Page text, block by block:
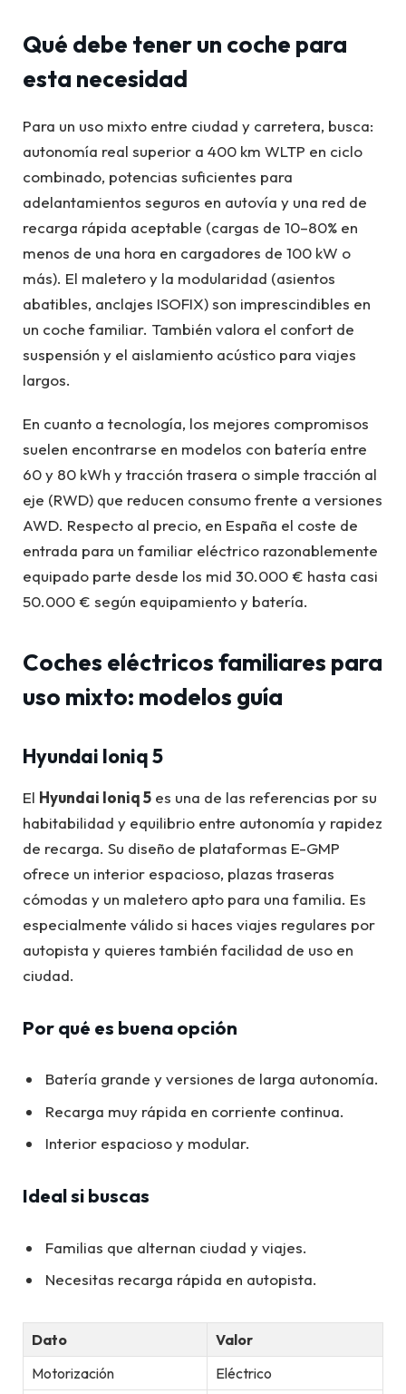
Qué debe tener un coche para
esta necesidad
Para un uso mixto entre ciudad y carretera, busca:
autonomía real superior a 400 km WLTP en ciclo
combinado, potencias suficientes para
adelantamientos seguros en autovía y una red de
recarga rápida aceptable (cargas de 10–80% en
menos de una hora en cargadores de 100 kW o
más). El maletero y la modularidad (asientos
abatibles, anclajes ISOFIX) son imprescindibles en
un coche familiar. También valora el confort de
suspensión y el aislamiento acústico para viajes
largos.
En cuanto a tecnología, los mejores compromisos
suelen encontrarse en modelos con batería entre
60 y 80 kWh y tracción trasera o simple tracción al
eje (RWD) que reducen consumo frente a versiones
AWD. Respecto al precio, en España el coste de
entrada para un familiar eléctrico razonablemente
equipado parte desde los mid 30.000 € hasta casi
50.000 € según equipamiento y batería.
Coches eléctricos familiares para
uso mixto: modelos guía
Hyundai Ioniq 5
El Hyundai Ioniq 5 es una de las referencias por su
habitabilidad y equilibrio entre autonomía y rapidez
de recarga. Su diseño de plataformas E-GMP
ofrece un interior espacioso, plazas traseras
cómodas y un maletero apto para una familia. Es
especialmente válido si haces viajes regulares por
autopista y quieres también facilidad de uso en
ciudad.
Por qué es buena opción
Batería grande y versiones de larga autonomía.
Recarga muy rápida en corriente continua.
Interior espacioso y modular.
Ideal si buscas
Familias que alternan ciudad y viajes.
Necesitas recarga rápida en autopista.
Dato
Valor
Motorización
Eléctrico